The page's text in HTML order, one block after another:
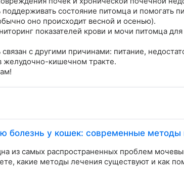
состояние питомца и помогать
оно происходит весной и осенью).
показателей крови и мочи питомца
с другими причинами: питание,
кишечном тракте.
болезнь у кошек: современные методы
из самых распространенных проблем
какие методы лечения существуют и как